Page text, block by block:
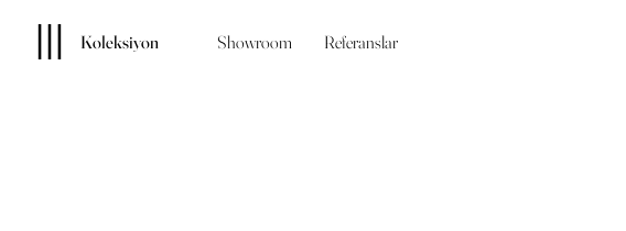
Koleksiyon Showroom Referanslar